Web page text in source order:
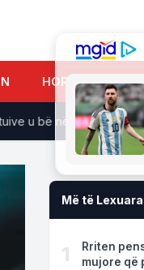
HOROSKOPI
në bashkëpunim me
Më të
1
Rriten
mujore që